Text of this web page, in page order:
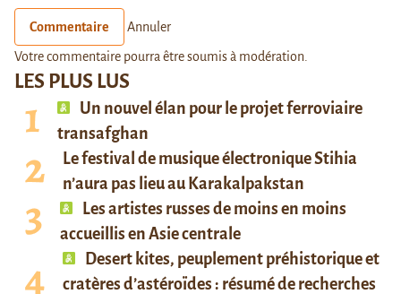
LES PLUS LUS
Un nouvel élan pour le projet ferroviaire
transafghan
Le festival de musique électronique Stihia
n’aura pas lieu au Karakalpakstan
Les artistes russes de moins en moins
accueillis en Asie centrale
Desert kites, peuplement préhistorique et
cratères d’astéroïdes : résumé de recherches
Commentaire Annuler
Votre commentaire pourra être soumis à modération.